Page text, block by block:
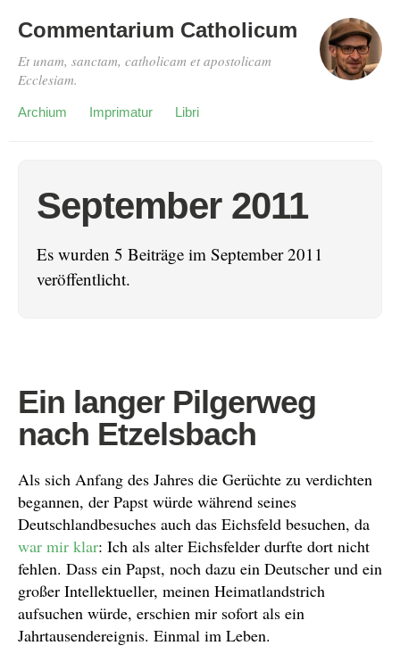
Commentarium Catholicum
Et unam, sanctam, catholicam et apostolicam
Ecclesiam.
Archium Imprimatur Libri
September 2011
Es wurden 5 Beiträge im September 2011
veröffentlicht.
Ein langer Pilgerweg
nach Etzelsbach
Als sich Anfang des Jahres die Gerüchte zu verdichten
begannen, der Papst würde während seines
Deutschlandbesuches auch das Eichsfeld besuchen, da
war mir klar: Ich als alter Eichsfelder durfte dort nicht
fehlen. Dass ein Papst, noch dazu ein Deutscher und ein
großer Intellektueller, meinen Heimatlandstrich
aufsuchen würde, erschien mir sofort als ein
Jahrtausendereignis. Einmal im Leben.